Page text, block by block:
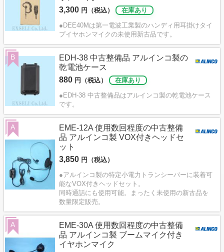
3,300 円（税込）
在庫あり
●DEE40Mは第一電波工業製のハンディ用耳掛けタイ
プイヤホンマイクの未使用新古品です。
EDH-38 中古整備品 アルインコ製の
乾電池ケース
880 円（税込）
在庫あり
●EDH-38 中古整備品はアルインコ製の乾電池ケース
です。
B
EME-12A 使用数回程度の中古整備
品 アルインコ製 VOX付きヘッドセ
ット
3,850 円（税込）
●アルインコ製の特定小電力トランシーバーに装着可
能なVOX付きヘッドセット。
同時通話にも使用可能。まったく未使用の新古品を
数量限定販売。
A
EME-30A 使用数回程度の中古整備
品 アルインコ製 ブームマイク付き
イヤホンマイク
A